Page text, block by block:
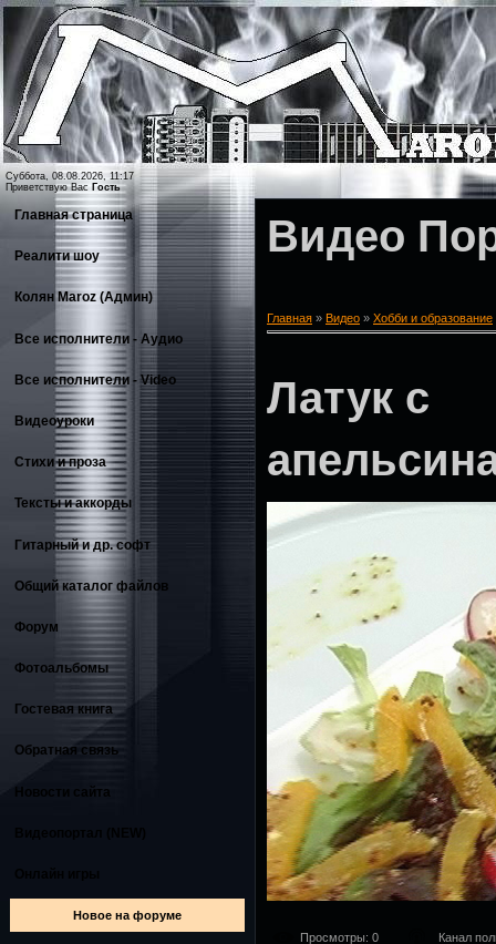
Суббота, 08.08.2026, 11:17
Приветствую Вас Гость
Главная страница
Реалити шоу
Колян Maroz (Админ)
Все исполнители - Аудио
Все исполнители - Video
Видеоуроки
Стихи и проза
Тексты и аккорды
Гитарный и др. софт
Общий каталог файлов
Форум
Фотоальбомы
Гостевая книга
Обратная связь
Новости сайта
Новое на форуме
Видео
Главная » Видео » Хобби и образование
Латук с
Просмотры: 0 Канал